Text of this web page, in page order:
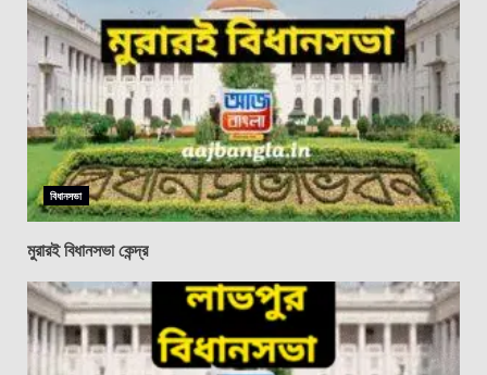
বিধানসভা
মুরারই বিধানসভা কেন্দ্র